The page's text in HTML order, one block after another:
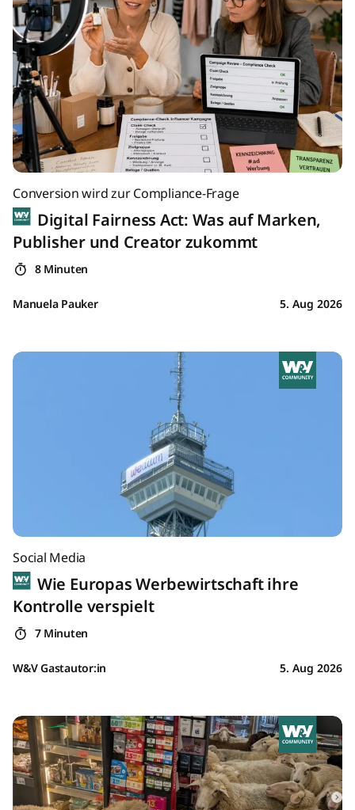
Conversion wird zur Compliance-Frage
Digital Fairness Act: Was auf Marken,
Publisher und Creator zukommt
8 Minuten
Manuela Pauker 5. Aug 2026
Social Media
Wie Europas Werbewirtschaft ihre
Kontrolle verspielt
7 Minuten
W&V Gastautor:in 5. Aug 2026